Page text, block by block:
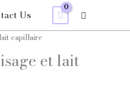
Us
capillaire
et lait